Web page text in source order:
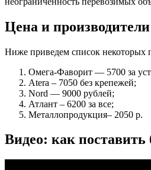
Цена и производители
Ниже приведем список некоторых
Омега-Фаворит — 5700 за
Atera – 7050 без крепежей;
Nord — 9000 рублей;
Атлант – 6200 за все;
Металлопродукция– 2050 р.
Видео: как поставить